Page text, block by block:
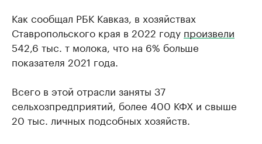
Как сообщал РБК Кавказ, в хозяйствах
Ставропольского края в 2022 году произвели
542,6 тыс. т молока, что на 6% больше
показателя 2021 года.
Всего в этой отрасли заняты 37
сельхозпредприятий, более 400 КФХ и свыше
20 тыс. личных подсобных хозяйств.